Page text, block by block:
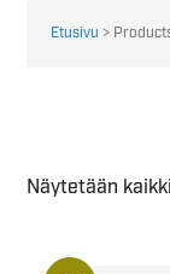
Etusivu >
Näytetään